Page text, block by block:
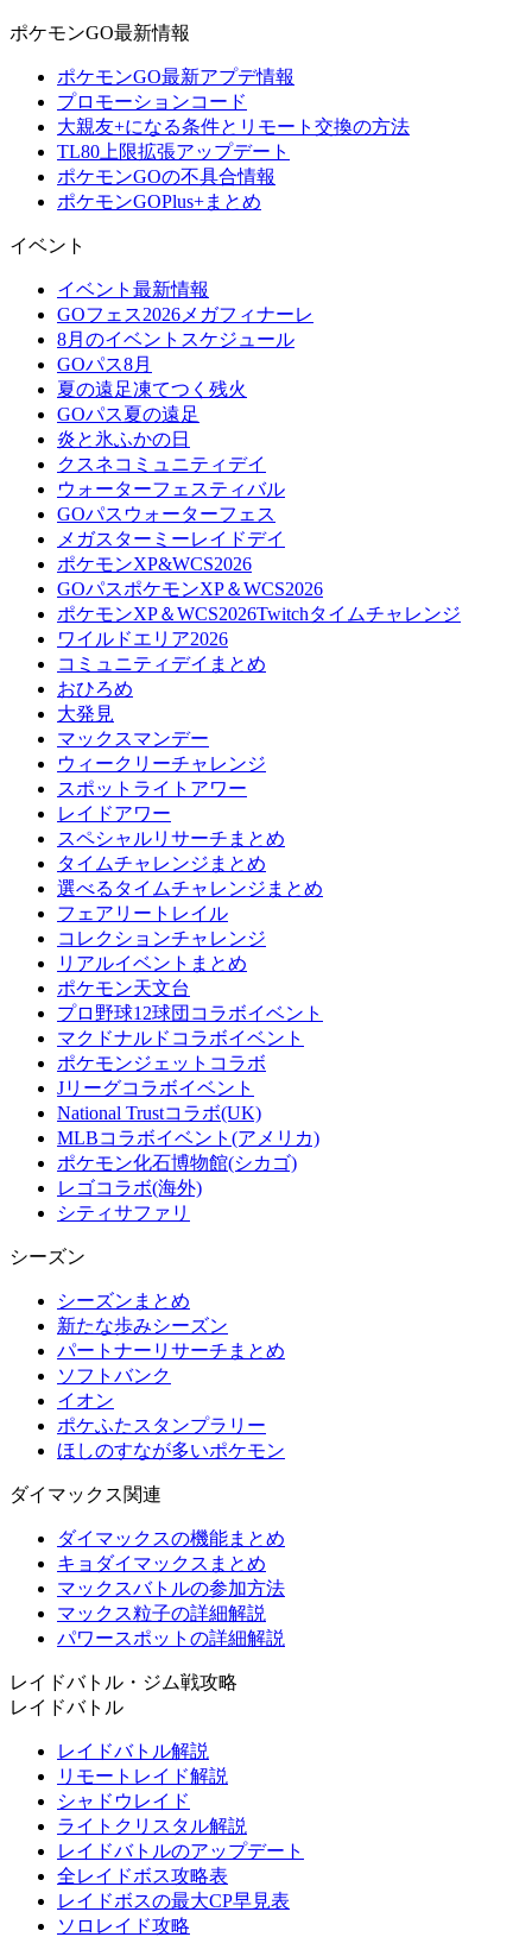
ポケモンGO最新情報
ポケモンGO最新アプデ情報
プロモーションコード
大親友+になる条件とリモート交換の方法
TL80上限拡張アップデート
ポケモンGOの不具合情報
ポケモンGOPlus+まとめ
イベント
イベント最新情報
GOフェス2026メガフィナーレ
8月のイベントスケジュール
GOパス8月
夏の遠足凍てつく残火
GOパス夏の遠足
炎と氷ふかの日
クスネコミュニティデイ
ウォーターフェスティバル
GOパスウォーターフェス
メガスターミーレイドデイ
ポケモンXP&WCS2026
GOパスポケモンXP＆WCS2026
ポケモンXP＆WCS2026Twitchタイムチャレンジ
ワイルドエリア2026
コミュニティデイまとめ
おひろめ
大発見
マックスマンデー
ウィークリーチャレンジ
スポットライトアワー
レイドアワー
スペシャルリサーチまとめ
タイムチャレンジまとめ
選べるタイムチャレンジまとめ
フェアリートレイル
コレクションチャレンジ
リアルイベントまとめ
ポケモン天文台
プロ野球12球団コラボイベント
マクドナルドコラボイベント
ポケモンジェットコラボ
Jリーグコラボイベント
National Trustコラボ(UK)
MLBコラボイベント(アメリカ)
ポケモン化石博物館(シカゴ)
レゴコラボ(海外)
シティサファリ
シーズン
シーズンまとめ
新たな歩みシーズン
パートナーリサーチまとめ
ソフトバンク
イオン
ポケふたスタンプラリー
ほしのすなが多いポケモン
ダイマックス関連
ダイマックスの機能まとめ
キョダイマックスまとめ
マックスバトルの参加方法
マックス粒子の詳細解説
パワースポットの詳細解説
レイドバトル・ジム戦攻略
レイドバトル
レイドバトル解説
リモートレイド解説
シャドウレイド
ライトクリスタル解説
レイドバトルのアップデート
全レイドボス攻略表
レイドボスの最大CP早見表
ソロレイド攻略